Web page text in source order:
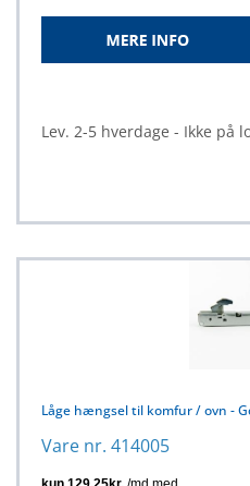
Lev. 2-5 hverdage - Ikke på
Låge hængsel til komfur / ovn -
Vare nr. 414005